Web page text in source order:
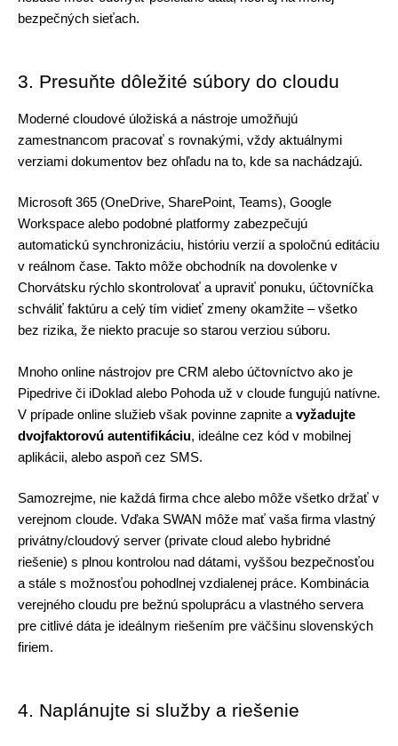
bezpečných sieťach.
3. Presuňte dôležité súbory do cloudu
Moderné cloudové úložiská a nástroje umožňujú
zamestnancom pracovať s rovnakými, vždy aktuálnymi
verziami dokumentov bez ohľadu na to, kde sa nachádzajú.
Microsoft 365 (OneDrive, SharePoint, Teams), Google
Workspace alebo podobné platformy zabezpečujú
automatickú synchronizáciu, históriu verzií a spoločnú editáciu
v reálnom čase. Takto môže obchodník na dovolenke v
Chorvátsku rýchlo skontrolovať a upraviť ponuku, účtovníčka
schváliť faktúru a celý tím vidieť zmeny okamžite – všetko
bez rizika, že niekto pracuje so starou verziou súboru.
Mnoho online nástrojov pre CRM alebo účtovníctvo ako je
Pipedrive či iDoklad alebo Pohoda už v cloude fungujú natívne.
V prípade online služieb však povinne zapnite a vyžadujte
dvojfaktorovú autentifikáciu, ideálne cez kód v mobilnej
aplikácii, alebo aspoň cez SMS.
Samozrejme, nie každá firma chce alebo môže všetko držať v
verejnom cloude. Vďaka SWAN môže mať vaša firma vlastný
privátny/cloudový server (private cloud alebo hybridné
riešenie) s plnou kontrolou nad dátami, vyššou bezpečnosťou
a stále s možnosťou pohodlnej vzdialenej práce. Kombinácia
verejného cloudu pre bežnú spoluprácu a vlastného servera
pre citlivé dáta je ideálnym riešením pre väčšinu slovenských
firiem.
4. Naplánujte si služby a riešenie